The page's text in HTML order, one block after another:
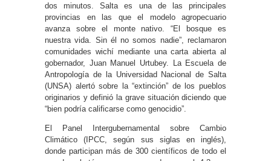
dos minutos. Salta es una de las principales
provincias en las que el modelo agropecuario
avanza sobre el monte nativo. “El bosque es
nuestra vida. Sin él no somos nadie”, reclamaron
comunidades wichí mediante una carta abierta al
gobernador, Juan Manuel Urtubey. La Escuela de
Antropología de la Universidad Nacional de Salta
(UNSA) alertó sobre la “extinción” de los pueblos
originarios y definió la grave situación diciendo que
“bien podría calificarse como genocidio”.
El Panel Intergubernamental sobre Cambio
Climático (IPCC, según sus siglas en inglés),
donde participan más de 300 científicos de todo el